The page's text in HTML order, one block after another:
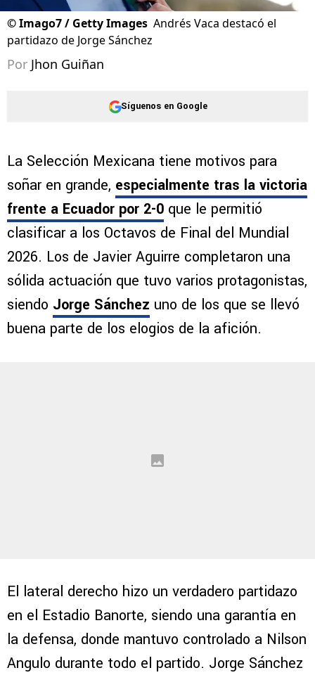
©Imago7 / Getty Images Andrés Vaca destacó el
partidazo de Jorge Sánchez
Por Jhon Guiñan
Síguenos en Google
La Selección Mexicana tiene motivos para
soñar en grande, especialmente tras la victoria
frente a Ecuador por 2-0 que le permitió
clasificar a los Octavos de Final del Mundial
2026. Los de Javier Aguirre completaron una
sólida actuación que tuvo varios protagonistas,
siendo Jorge Sánchez uno de los que se llevó
buena parte de los elogios de la afición.
El lateral derecho hizo un verdadero partidazo
en el Estadio Banorte, siendo una garantía en
la defensa, donde mantuvo controlado a Nilson
Angulo durante todo el partido. Jorge Sánchez